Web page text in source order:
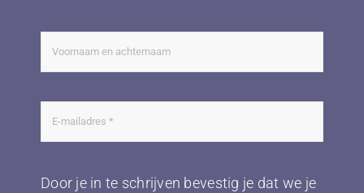
Door je in te schrijven bevestig je dat we je